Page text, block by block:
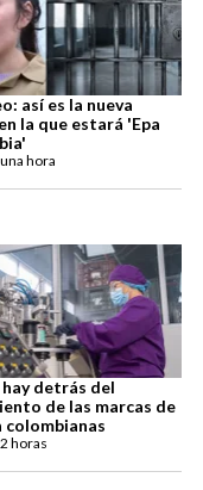
así es la nueva
la que estará 'Epa
una hora
hay detrás del
de las marcas de
colombianas
2 horas